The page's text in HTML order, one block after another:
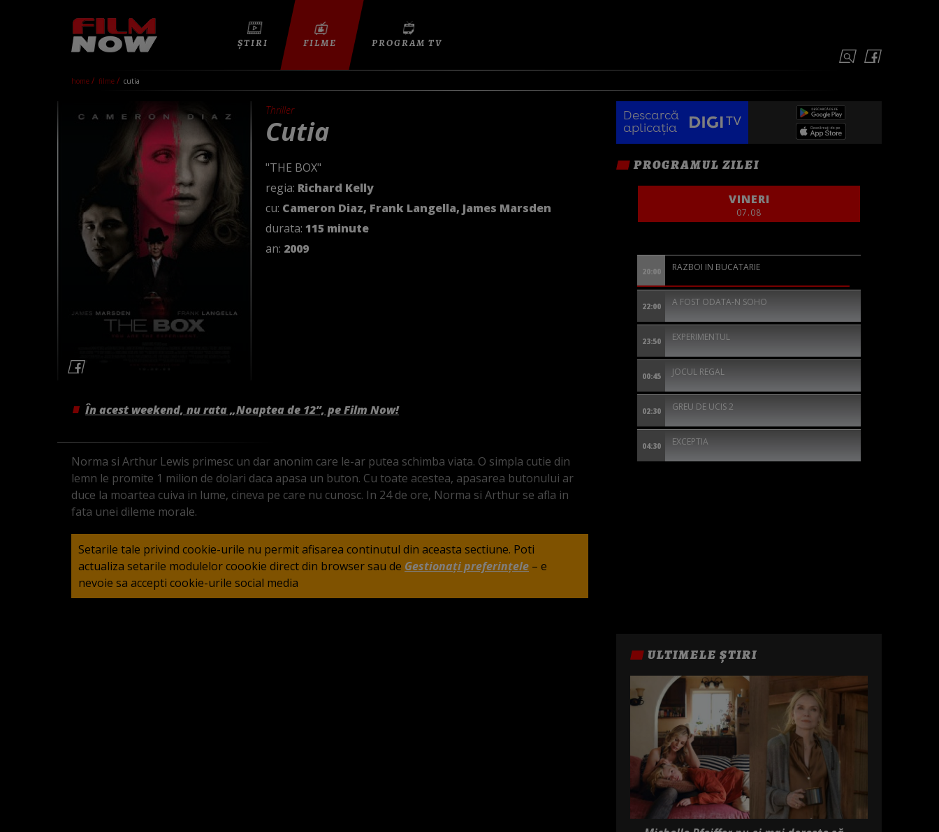
ȘTIRI FILME PROGRAM TV
home filme cutia
Thriller
Cutia
"THE BOX"
regia: Richard Kelly
cu: Cameron Diaz, Frank Langella, James Marsden
durata: 115 minute
an: 2009
În acest weekend, nu rata „Noaptea de 12”, pe Film Now!
Norma si Arthur Lewis primesc un dar anonim care le-ar putea schimba viata. O simpla cutie din
lemn le promite 1 milion de dolari daca apasa un buton. Cu toate acestea, apasarea butonului ar
duce la moartea cuiva in lume, cineva pe care nu cunosc. In 24 de ore, Norma si Arthur se afla in
fata unei dileme morale.
Setarile tale privind cookie-urile nu permit afisarea continutul din aceasta sectiune. Poti
actualiza setarile modulelor coookie direct din browser sau de Gestionați preferințele – e
nevoie sa accepti cookie-urile social media
Descarcă
aplicația
PROGRAMUL ZILEI
VINERI
07.08
20:00 RAZBOI IN BUCATARIE
22:00 A FOST ODATA-N SOHO
23:50 EXPERIMENTUL
00:45 JOCUL REGAL
02:30 GREU DE UCIS 2
04:30 EXCEPTIA
ULTIMELE ȘTIRI